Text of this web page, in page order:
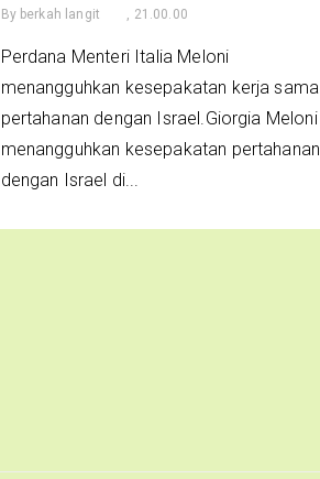
By berkah langit , 21.00.00
Perdana Menteri Italia Meloni
menangguhkan kesepakatan kerja sama
pertahanan dengan Israel.Giorgia Meloni
menangguhkan kesepakatan pertahanan
dengan Israel di...